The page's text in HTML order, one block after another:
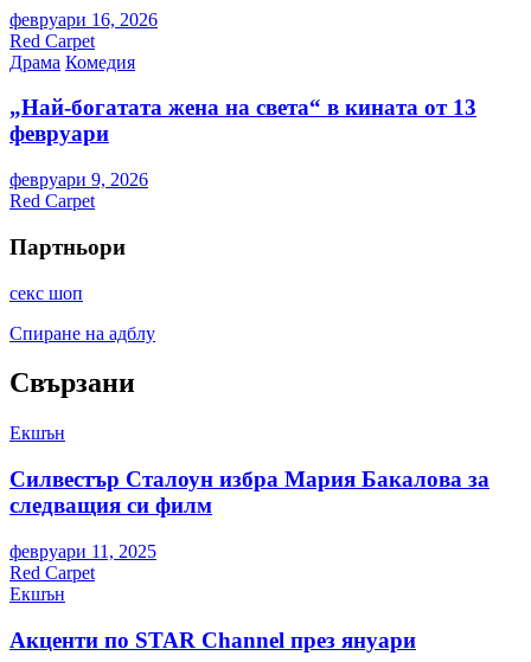
февруари 16, 2026
Red Carpet
Драма Комедия
„Най-богатата жена на света“ в кината от 13
февруари
февруари 9, 2026
Red Carpet
Партньори
секс шоп
Спиране на адблу
Свързани
Екшън
Силвестър Сталоун избра Мария Бакалова за
следващия си филм
февруари 11, 2025
Red Carpet
Екшън
Акценти по STAR Channel през януари